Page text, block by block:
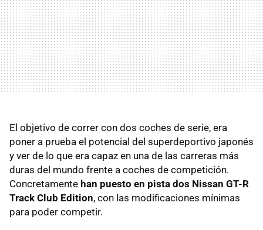
El objetivo de correr con dos coches de serie, era
poner a prueba el potencial del superdeportivo japonés
y ver de lo que era capaz en una de las carreras más
duras del mundo frente a coches de competición.
Concretamente han puesto en pista dos Nissan GT-R
Track Club Edition, con las modificaciones mínimas
para poder competir.